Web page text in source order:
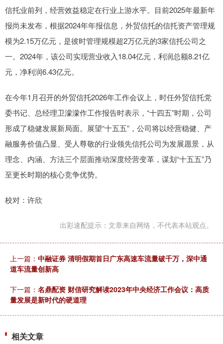
信托业前列，经营效益稳定在行业上游水平。目前2025年最新年
报尚未发布，根据2024年年报信息，外贸信托的信托资产管理规
模为2.15万亿元，是彼时管理规模超2万亿元的3家信托公司之
一。2024年，该公司实现营业收入18.04亿元，利润总额8.21亿
元，净利润6.43亿元。
在今年1月召开的外贸信托2026年工作会议上，时任外贸信托党
委书记、总经理卫濛濛作工作报告时表示，“十四五”时期，公司
形成了稳健发展新局面。展望“十五五”，公司将以经营稳健、产
融服务价值凸显、受人尊敬的行业领先信托公司为发展愿景，从
理念、内涵、方法三个层面推动深度经营变革，谋划“十五五”乃
至更长时期的核心竞争优势。
校对：许欣
出彩速配提示：文章来自网络，不代表本站观点。
上一篇： 中融证券 清明假期首日广东高速车流量破千万，深中通
道车流量创新高
下一篇： 名鼎配资 财信研究解读2023年中央经济工作会议：高质
量发展是新时代的硬道理
相关文章